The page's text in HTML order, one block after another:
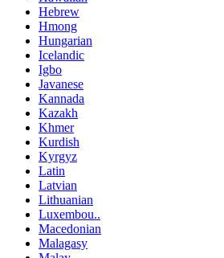
Hebrew
Hmong
Hungarian
Icelandic
Igbo
Javanese
Kannada
Kazakh
Khmer
Kurdish
Kyrgyz
Latin
Latvian
Lithuanian
Luxembou..
Macedonian
Malagasy